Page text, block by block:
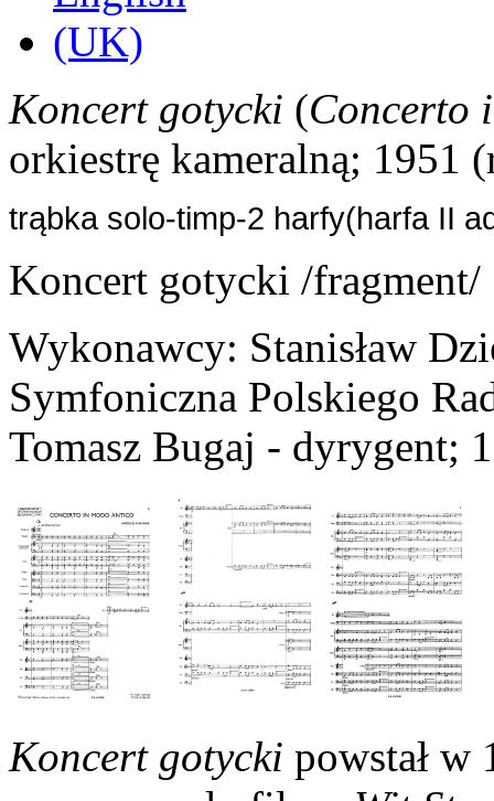
Koncert gotycki (Concerto
orkiestrę kameralną; 1951
trąbka solo-timp-2 harfy(harfa II
Koncert gotycki /fragment/
Wykonawcy: Stanisław
Symfoniczna Polskiego
Tomasz Bugaj - dyrygent;
Koncert gotycki powstał w